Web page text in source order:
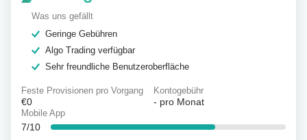
Was uns gefällt
Geringe Gebühren
Algo Trading verfügbar
Sehr freundliche Benutzeroberfläche
Feste Provisionen pro Vorgang
€0
Kontogebühr
- pro Monat
Mobile App
7/10